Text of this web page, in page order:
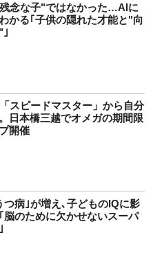
念な子"ではなかった…AIに
かる｢子供の隠れた才能と"向
｣
スピードマスター」から自分
日本橋三越でオメガの期間限
開催
つ病｣が増え､子どものIQに影
のために欠かせないスーパ